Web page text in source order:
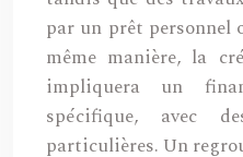
par un prêt personnel
même manière, la
impliquera un
spécifique, avec
particulières. Un